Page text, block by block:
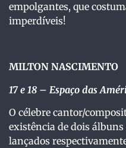
empolgantes, que
imperdíveis!
MILTON NASCIMENTO
17 e 18 – Espaço das
O célebre cantor/
existência de dois
lançados